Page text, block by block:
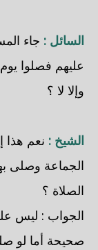
السائل : جاء
عليهم فصلوا
وإلا لا ؟
الشيخ : نعم هذا
الجماعة وصلى
الصلاة ؟
الجواب : ليس
صحيحة أما لو